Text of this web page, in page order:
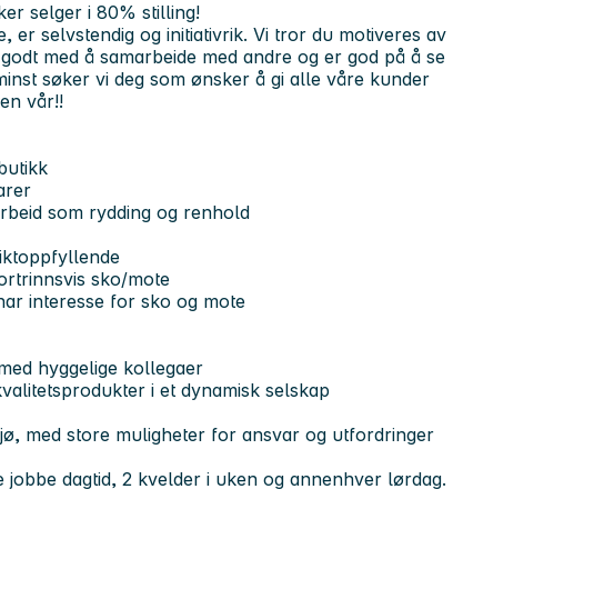
selger i 80% stilling!
er selvstendig og initiativrik. Vi tror du motiveres av
med å samarbeide med andre og er god på å se
søker vi deg som ønsker å gi alle våre kunder
vår!!
som rydding og renhold
sko/mote
interesse for sko og mote
hyggelige kollegaer
i et dynamisk selskap
med store muligheter for ansvar og utfordringer
jobbe dagtid, 2 kvelder i uken og annenhver lørdag.